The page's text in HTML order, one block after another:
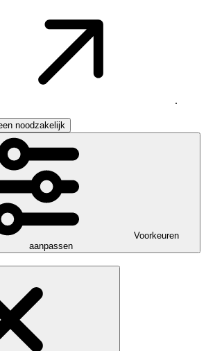
.
noodzakelijk
Voorkeuren
aanpassen